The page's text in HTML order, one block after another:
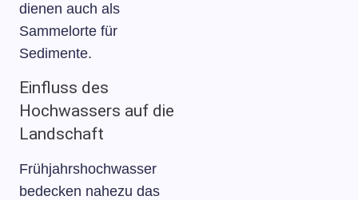
dienen auch als
Sammelorte für
Sedimente.
Einfluss des
Hochwassers auf die
Landschaft
Frühjahrshochwasser
bedecken nahezu das